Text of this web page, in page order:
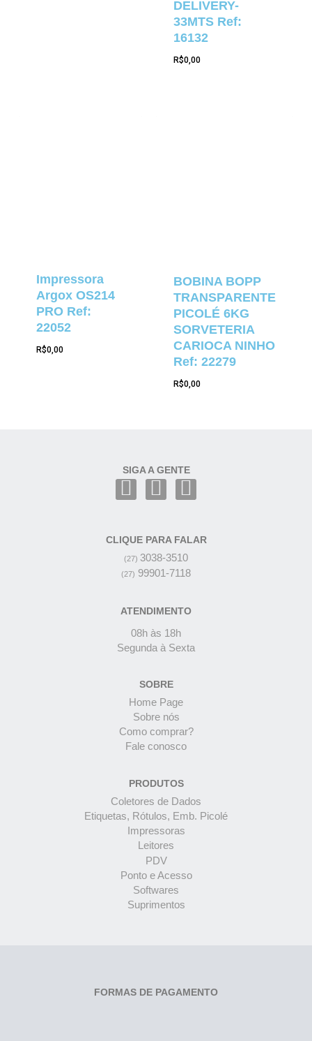
DELIVERY-
33MTS Ref:
16132
R$0,00
Impressora
Argox OS214
PRO Ref:
22052
R$0,00
BOBINA BOPP
TRANSPARENTE
PICOLÉ 6KG
SORVETERIA
CARIOCA NINHO
Ref: 22279
R$0,00
SIGA A GENTE
CLIQUE PARA FALAR
(27) 3038-3510
(27) 99901-7118
ATENDIMENTO
08h às 18h
Segunda à Sexta
SOBRE
Home Page
Sobre nós
Como comprar?
Fale conosco
PRODUTOS
Coletores de Dados
Etiquetas, Rótulos, Emb. Picolé
Impressoras
Leitores
PDV
Ponto e Acesso
Softwares
Suprimentos
FORMAS DE PAGAMENTO